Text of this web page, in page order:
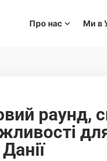
Про нас Ми в
раунд,